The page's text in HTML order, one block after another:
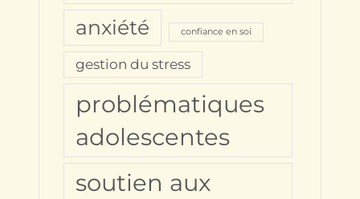
anxiété confiance en soi
gestion du stress
problématiques
adolescentes
soutien aux